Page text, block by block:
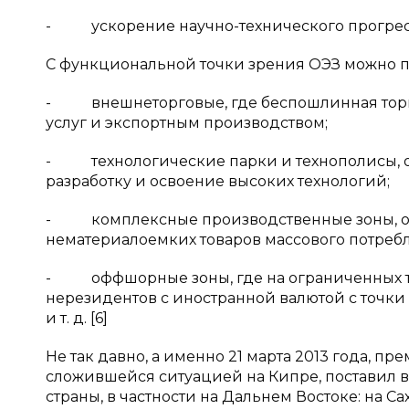
- ускорение научно-технического
С функциональной точки зрения ОЭЗ можно
- внешнеторговые, где беспошлинная
услуг и экспортным производством;
- технологические парки и технополисы,
разработку и освоение высоких технологий;
- комплексные производственные зоны,
нематериалоемких товаров массового
- оффшорные зоны, где на ограниченных
нерезидентов с иностранной валютой с
и т. д. [6]
Не так давно, а именно 21 марта 2013 года,
сложившейся ситуацией на Кипре, поставил
страны, в частности на Дальнем Востоке: на